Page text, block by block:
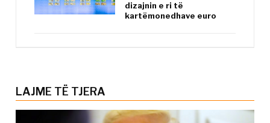
dizajnin e ri të
kartëmonedhave euro
LAJME TË TJERA